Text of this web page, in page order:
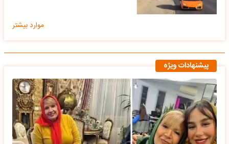
موارد بیشتر
پیشنهادات ویژه